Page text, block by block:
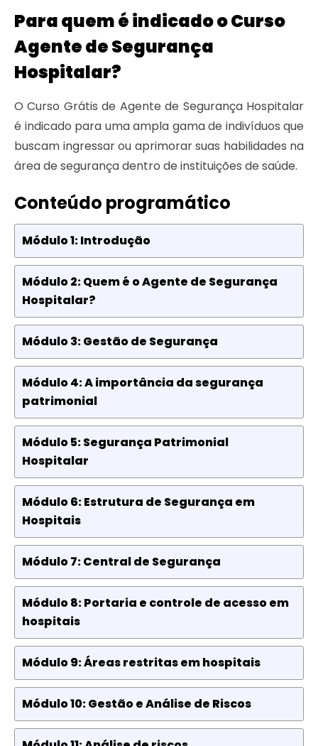
Para quem é indicado o Curso
Agente de Segurança
Hospitalar?
O Curso Grátis de Agente de Segurança Hospitalar
é indicado para uma ampla gama de indivíduos que
buscam ingressar ou aprimorar suas habilidades na
área de segurança dentro de instituições de saúde.
Conteúdo programático
Módulo 1: Introdução
Módulo 2: Quem é o Agente de Segurança
Hospitalar?
Módulo 3: Gestão de Segurança
Módulo 4: A importância da segurança
patrimonial
Módulo 5: Segurança Patrimonial
Hospitalar
Módulo 6: Estrutura de Segurança em
Hospitais
Módulo 7: Central de Segurança
Módulo 8: Portaria e controle de acesso em
hospitais
Módulo 9: Áreas restritas em hospitais
Módulo 10: Gestão e Análise de Riscos